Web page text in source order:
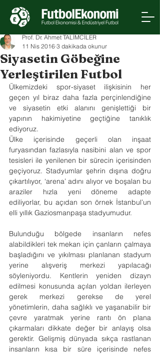
Siyasetin Göbeğine
Yerleştirilen Futbol
Prof. Dr. Ahmet TALİMCİLER
11 Nis 2016 3 dakikada okunur
Ülkemizdeki spor-siyaset ilişkisinin her
geçen yıl biraz daha fazla perçinlendiğine
ve siyasetin etki alanını genişlettiği bir
yapının hakimiyetine geçtiğine tanıklık
ediyoruz.
Ülke içerisinde geçerli olan inşaat
furyasından fazlasıyla nasibini alan ve spor
tesisleri ile yenilenen bir sürecin içerisinden
geçiyoruz. Stadyumlar şehrin dışına doğru
çıkartılıyor, ‘arena’ adını alıyor ve boşalan bu
araziler hızla yeni döneme adapte
ediliyorlar, bu açıdan son örnek İstanbul’un
elli yıllık Gaziosmanpaşa stadyumudur.
Bulunduğu bölgede insanların nefes
alabildikleri tek mekan için çanların çalmaya
başladığını ve yıkılması planlanan stadyum
yerine alışveriş merkezi yapılacağı
söyleniyordu. Kentlerin yeniden dizayn
edilmesi konusunda açılan yoldan ilerleyen
gerek merkezi gerekse de yerel
yönetimlerin, daha sağlıklı ve yaşanabilir bir
çevre yaratmak yerine rantı ön plana
çıkarmaları dikkate değer bir anlayış olsa
gerektir. Gelişmiş dünyada sıkça rastlanan
insanların kısa bir süre içerisinde nefes